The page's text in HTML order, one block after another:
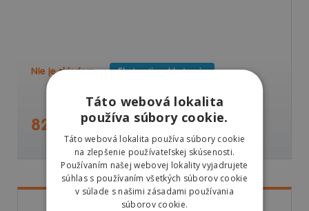
Nie je skladom Sledovať naskladnenie
82,57 €
Táto webová lokalita
používa súbory cookie.
Táto webová lokalita používa súbory cookie
na zlepšenie používateľskej skúsenosti.
Používaním našej webovej lokality vyjadrujete
súhlas s používaním všetkých súborov cookie
v súlade s našimi zásadami používania
súborov cookie.